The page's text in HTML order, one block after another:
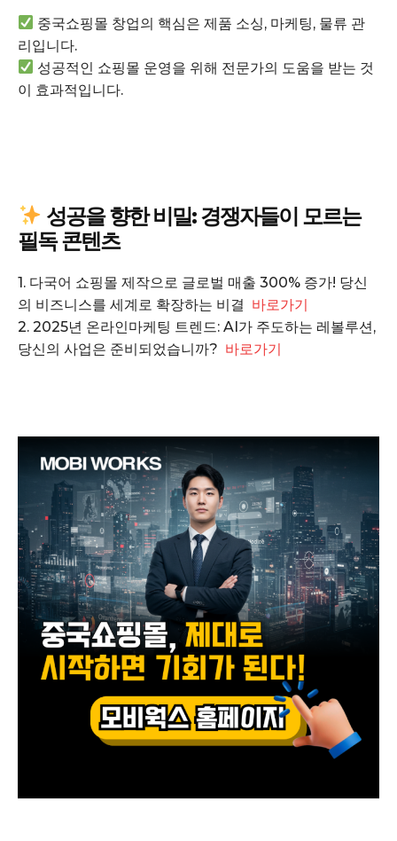
Company
회사소개
고객센터
구독 플랜
마이페이지
광고 및 제휴문의
개인정보취급방침
청소년보호정책
중국쇼핑몰 창업의 핵심은 제품 소싱, 마케팅, 물류 관
리입니다.
성공적인 쇼핑몰 운영을 위해 전문가의 도움을 받는 것
이 효과적입니다.
성공을 향한 비밀: 경쟁자들이 모르는
필독 콘텐츠
1. 다국어 쇼핑몰 제작으로 글로벌 매출 300% 증가! 당신
의 비즈니스를 세계로 확장하는 비결 바로가기
2. 2025년 온라인마케팅 트렌드: AI가 주도하는 레볼루션,
당신의 사업은 준비되었습니까? 바로가기